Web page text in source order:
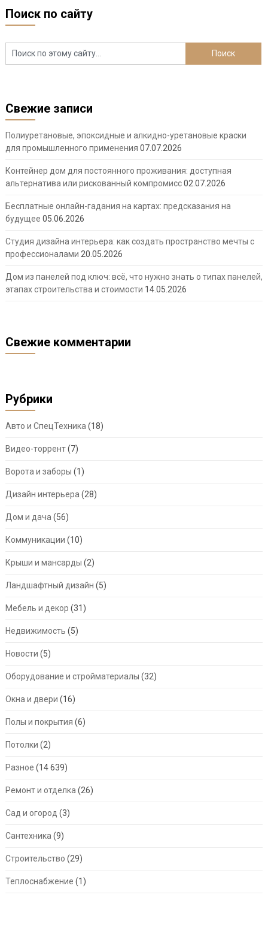
Поиск по сайту
Свежие записи
Полиуретановые, эпоксидные и алкидно-уретановые краски
для промышленного применения 07.07.2026
Контейнер дом для постоянного проживания: доступная
альтернатива или рискованный компромисс02.07.2026
Бесплатные онлайн-гадания на картах: предсказания на
будущее 05.06.2026
Студия дизайна интерьера: как создать пространство мечты с
профессионалами 20.05.2026
Дом из панелей под ключ: всё, что нужно знать о типах панелей,
этапах строительства и стоимости 14.05.2026
Свежие комментарии
Рубрики
Авто и СпецТехника (18)
Видео-торрент(7)
Ворота и заборы (1)
Дизайн интерьера (28)
Дом и дача (56)
Коммуникации (10)
Крыши и мансарды (2)
Ландшафтный дизайн (5)
Мебель и декор (31)
Недвижимость (5)
Новости (5)
Оборудование и стройматериалы (32)
Окна и двери (16)
Полы и покрытия (6)
Потолки (2)
Разное (14 639)
Ремонт и отделка (26)
Сад и огород (3)
Сантехника (9)
Строительство (29)
Теплоснабжение (1)